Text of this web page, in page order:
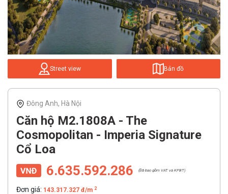
Street view Bản đồ
Đông Anh, Hà Nội
Căn hộ M2.1808A - The
Cosmopolitan - Imperia Signature
Cổ Loa
6.635.592.286 (Đã bao gồm VAT và KPBT)
Đơn giá: 143.317.327 đ/m 2